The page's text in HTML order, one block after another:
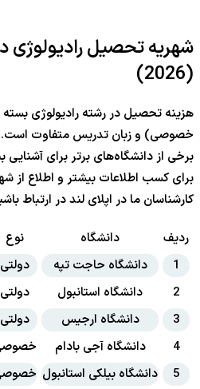
شهریه تحصیل رادیولوژی
(2026)
هزینه تحصیل در رشته رادیولوژی بسته
خصوصی) و زبان تدریس متفاوت است.
برخی از دانشگاه‌های برتر برای
برای کسب اطلاعات بیشتر و اطلاع از
کارشناسان ما در اپلای لند در ارتباط
ردیف دانشگاه نوع
1
دانشگاه حاجت تپه دولتی
2
دانشگاه استانبول دولتی
3
دانشگاه ارجیس دولتی
4
دانشگاه آجی بادام
5
دانشگاه بیلکی استانبول